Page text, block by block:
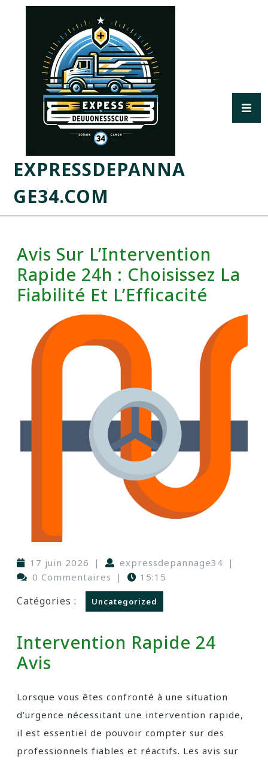
EXPRESSDEPANNA
GE34.COM
Avis Sur L’Intervention
Rapide 24h : Choisissez La
Fiabilité Et L’Efficacité
17 juin 2026 | expressdepannage34 |
0 Commentaires
| 15:15
Catégories : Uncategorized
Intervention Rapide 24
Avis
Lorsque vous êtes confronté à une situation
d’urgence nécessitant une intervention rapide,
il est essentiel de pouvoir compter sur des
professionnels fiables et réactifs. Les avis sur